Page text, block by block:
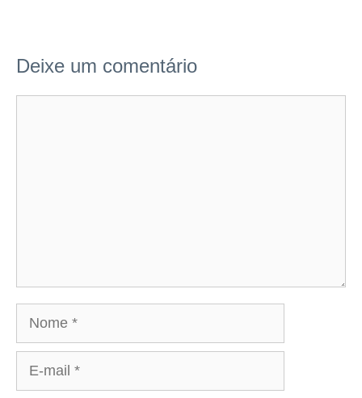
Deixe um comentário
Nome
mail